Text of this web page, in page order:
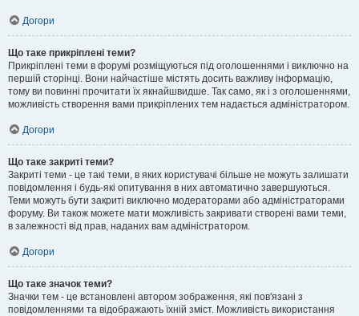
Догори
Що таке прикріплені теми?
Прикріплені теми в форумі розміщуються під оголошеннями і виключно на
першій сторінці. Вони найчастіше містять досить важливу інформацію,
тому ви повинні прочитати їх якнайшвидше. Так само, як і з оголошеннями,
можливість створення вами прикріплених тем надається адміністратором.
Догори
Що таке закриті теми?
Закриті теми - це такі теми, в яких користувачі більше не можуть залишати
повідомлення і будь-які опитування в них автоматично завершуються.
Теми можуть бути закриті виключно модераторами або адміністраторами
форуму. Ви також можете мати можливість закривати створені вами теми,
в залежності від прав, наданих вам адміністратором.
Догори
Що таке значок теми?
Значки тем - це встановлені автором зображення, які пов'язані з
повідомленнями та відображають їхній зміст. Можливість використання